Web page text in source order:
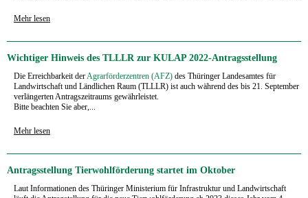
Mehr lesen
Wichtiger Hinweis des TLLLR zur KULAP 2022-Antragsstellung
Die Erreichbarkeit derAgrarförderzentren (AFZ) des Thüringer Landesamtes für
Landwirtschaft und Ländlichen Raum (TLLLR) ist auch während des bis 21. September
verlängerten Antragszeitraums gewährleistet.
Bitte beachten Sie aber,...
Mehr lesen
Antragsstellung Tierwohlförderung startet im Oktober
Laut Informationen des Thüringer Ministerium für Infrastruktur und Landwirtschaft